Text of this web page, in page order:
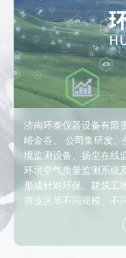
济南环泰仪器设备有限
峪金谷。 公司集研发
境监测设备、扬尘在线
环境空气质量监测系统
形成针对环保、建筑工
商业区等不同规模、不